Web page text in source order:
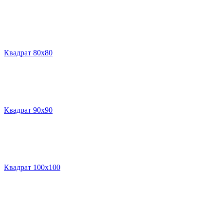
Квадрат 80х80
Квадрат 90х90
Квадрат 100х100